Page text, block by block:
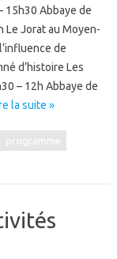
15h30 Abbaye de
Le Jorat au Moyen-
de
d’histoire Les
– 12h Abbaye de
la suite »
programme